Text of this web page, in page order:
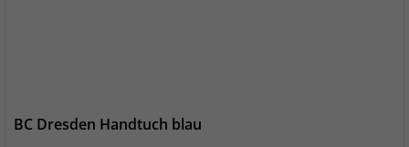
BC Dresden Handtuch blau